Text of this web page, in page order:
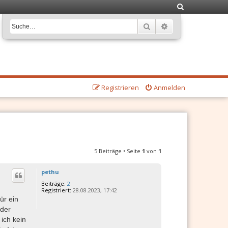
Suche
Anmelden
Registrieren
5 Beiträge • Seite 1 von 1
pethu
Beiträge: 2
Registriert: 28.08.2023, 17:42
ein
kein